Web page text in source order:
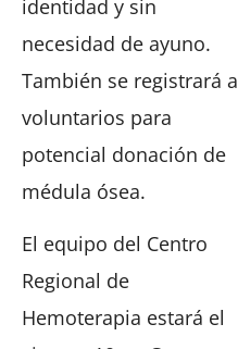
identidad y sin
necesidad de ayuno.
También se registrará a
voluntarios para
potencial donación de
médula ósea.
El equipo del Centro
Regional de
Hemoterapia estará el